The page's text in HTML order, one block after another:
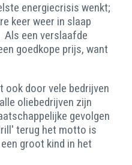
energiecrisis wenkt;
keer weer in slaap
een verslaafde
goedkope prijs, want
ook door vele bedrijven
oliebedrijven zijn
gevolgen
terug het motto is
groot kind in het